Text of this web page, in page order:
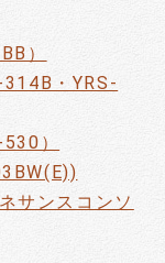
）
・YRS-
）
サンスコンソ